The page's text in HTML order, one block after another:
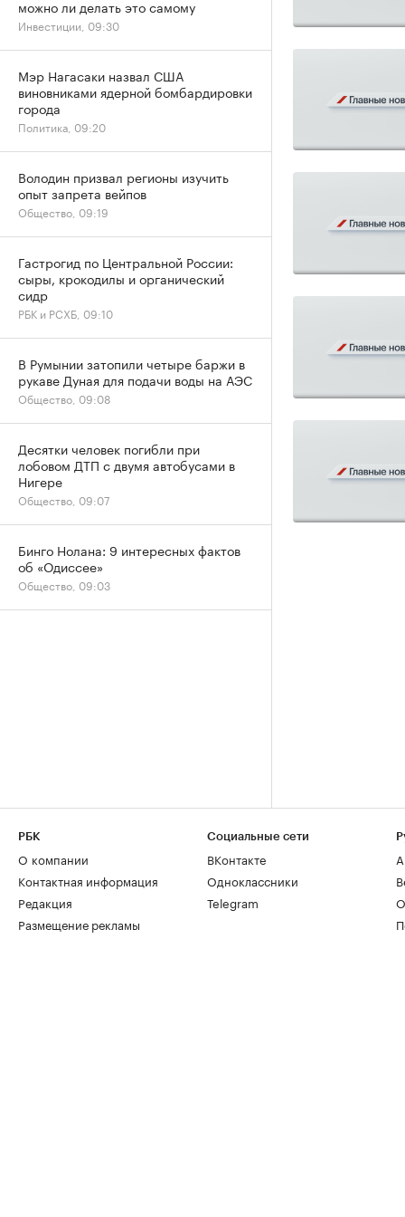
можно ли делать это самому
Инвестиции, 09:30
Мэр Нагасаки назвал США
виновниками ядерной бомбардировки
города
Политика, 09:20
Володин призвал регионы изучить
опыт запрета вейпов
Общество, 09:19
Гастрогид по Центральной России:
сыры, крокодилы и органический
сидр
РБК и РСХБ, 09:10
В Румынии затопили четыре баржи в
рукаве Дуная для подачи воды на АЭС
Общество, 09:08
Десятки человек погибли при
лобовом ДТП с двумя автобусами в
Нигере
Общество, 09:07
Бинго Нолана: 9 интересных фактов
об «Одиссее»
Общество, 09:03
РБК
О компании
Контактная информация
Редакция
Размещение рекламы
Социальные сети
ВКонтакте
Одноклассники
Telegram